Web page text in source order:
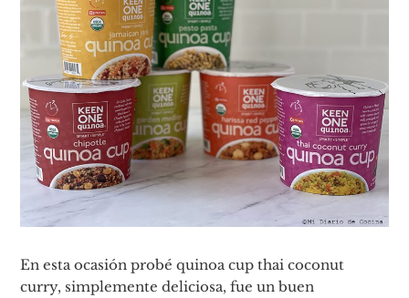
En esta ocasión probé quinoa cup thai coconut
curry, simplemente deliciosa, fue un buen